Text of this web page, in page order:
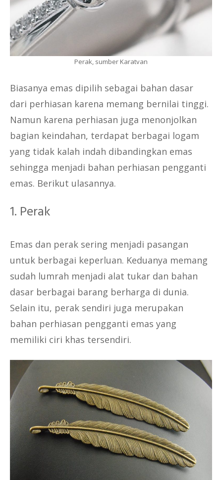
Perak, sumber Karatvan
Biasanya emas dipilih sebagai bahan dasar
dari perhiasan karena memang bernilai tinggi.
Namun karena perhiasan juga menonjolkan
bagian keindahan, terdapat berbagai logam
yang tidak kalah indah dibandingkan emas
sehingga menjadi bahan perhiasan pengganti
emas. Berikut ulasannya.
1. Perak
Emas dan perak sering menjadi pasangan
untuk berbagai keperluan. Keduanya memang
sudah lumrah menjadi alat tukar dan bahan
dasar berbagai barang berharga di dunia.
Selain itu, perak sendiri juga merupakan
bahan perhiasan pengganti emas yang
memiliki ciri khas tersendiri.